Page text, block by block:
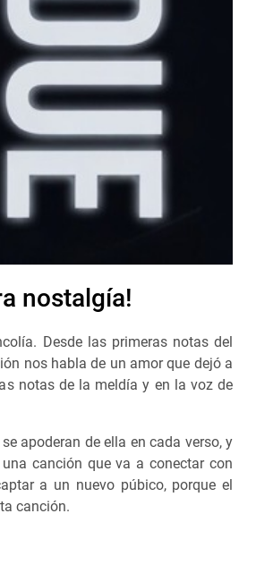
nostalgía!
Desde las primeras notas del
nos habla de un amor que dejó a
notas de la meldía y en la voz de
apoderan de ella en cada verso, y
canción que va a conectar con
a un nuevo púbico, porque el
canción.